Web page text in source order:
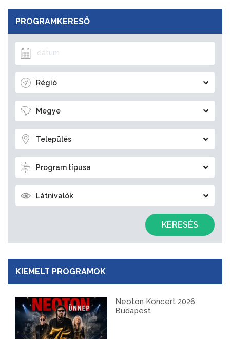
PROGRAMKERESŐ
Régió
Megye
Település
Program típusa
Látnivalók
KERESÉS
KIEMELT PROGRAMOK
Neoton Koncert 2026
Budapest